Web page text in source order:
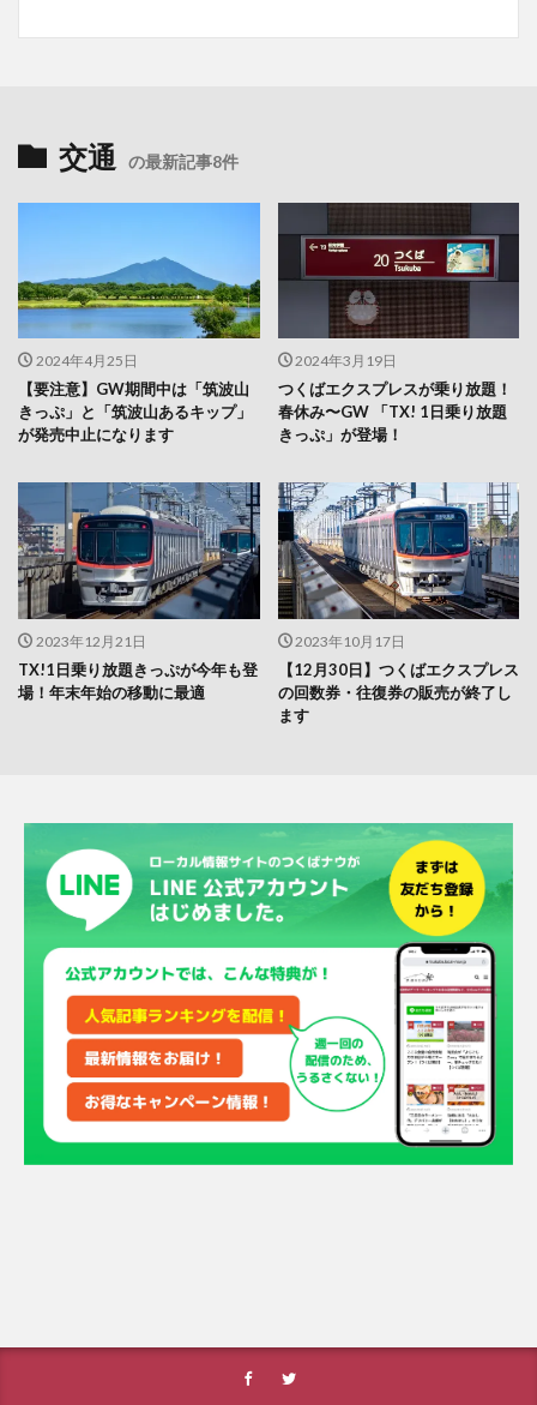
交通 の最新記事8件
2024年4月25日
【要注意】GW期間中は「筑波山
きっぷ」と「筑波山あるキップ」
が発売中止になります
2024年3月19日
つくばエクスプレスが乗り放題！
春休み〜GW 「TX! 1日乗り放題
きっぷ」が登場！
2023年12月21日
TX!1日乗り放題きっぷが今年も登
場！年末年始の移動に最適
2023年10月17日
【12月30日】つくばエクスプレス
の回数券・往復券の販売が終了し
ます